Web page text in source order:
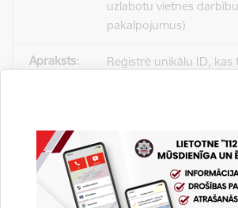
uzlabotu vietnes
pakalpojumus)
Reģistrē unikālu ID, kas
_gat